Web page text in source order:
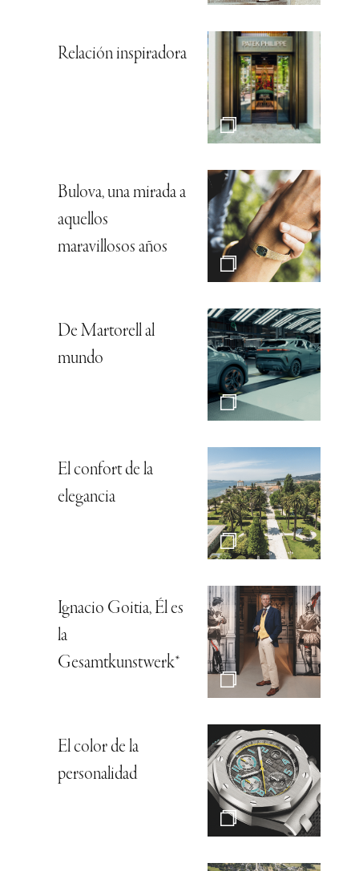
Relación inspiradora
Bulova, una mirada a
aquellos
maravillosos años
De Martorell al
mundo
El confort de la
elegancia
Ignacio Goitia, Él es
la
Gesamtkunstwerk*
El color de la
personalidad